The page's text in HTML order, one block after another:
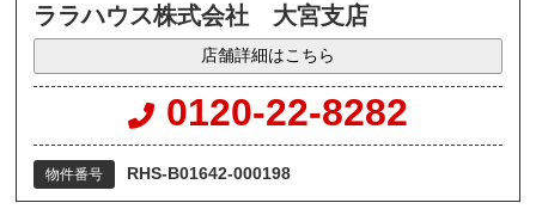
ララハウス株式会社 大宮支店
店舗詳細はこちら
0120-22-8282
物件番号 RHS-B01642-000198